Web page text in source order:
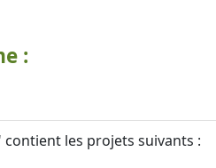
:
contient les projets suivants :